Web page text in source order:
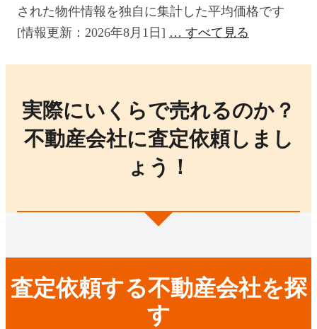
された物件情報を独自に集計した平均価格です
[情報更新：2026年8月1日]
すべて見る
実際にいくらで売れるのか？
不動産会社に査定依頼しまし
ょう！
査定依頼する不動産会社を探
す